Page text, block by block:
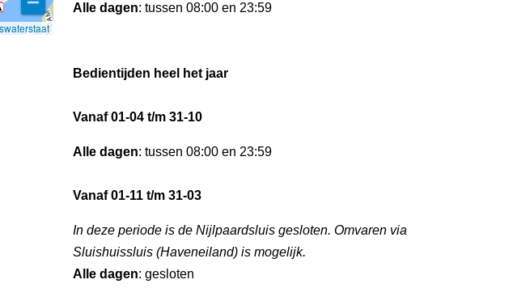
Alle dagen: tussen 08:00 en 23:59
Bedientijden heel het jaar
Vanaf 01-04 t/m 31-10
Alle dagen: tussen 08:00 en 23:59
Vanaf 01-11 t/m 31-03
In deze periode is de Nijlpaardsluis gesloten. Omvaren via
Sluishuissluis (Haveneiland) is mogelijk.
Alle dagen: gesloten